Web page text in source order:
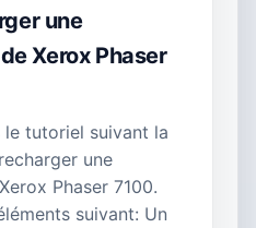
une
Xerox Phaser
tutoriel suivant la
une
Phaser 7100.
suivant: Un